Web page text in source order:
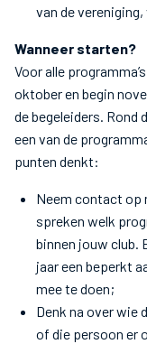
van de
Wanneer starten?
Voor alle
oktober en begin
de begeleiders. Rond
een van de
punten denkt:
Neem contact op
spreken welk
binnen jouw club.
jaar een beperkt
mee te doen;
Denk na over wie
of die persoon er